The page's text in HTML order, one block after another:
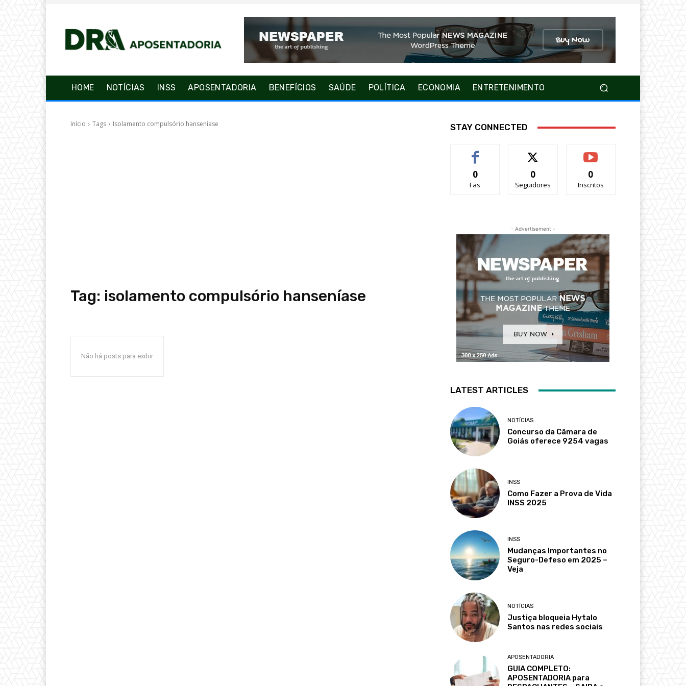
HOME NOTÍCIAS INSS APOSENTADORIA BENEFÍCIOS SAÚDE POLÍTICA ECONOMIA ENTRETENIMENTO
Início Tags Isolamento compulsório hanseníase
Tag: isolamento compulsório hanseníase
Não há posts para exibir
STAY CONNECTED
0
Fãs
0
Seguidores
0
Inscritos
- Advertisement -
LATEST ARTICLES
NOTÍCIAS
Concurso da Câmara de
Goiás oferece 9254 vagas
INSS
Como Fazer a Prova de Vida
INSS 2025
INSS
Mudanças Importantes no
Seguro-Defeso em 2025 –
Veja
NOTÍCIAS
Justiça bloqueia Hytalo
Santos nas redes sociais
APOSENTADORIA
GUIA COMPLETO:
APOSENTADORIA para